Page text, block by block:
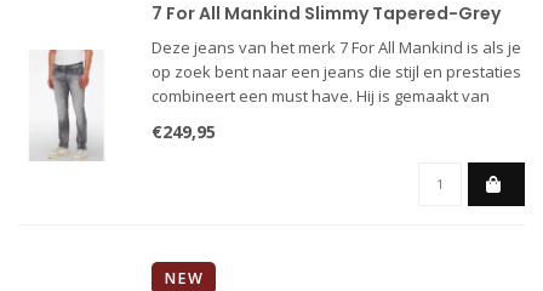
7 For All Mankind Slimmy Tapered-Grey
Deze jeans van het merk 7 For All Mankind is als je
op zoek bent naar een jeans die stijl en prestaties
combineert een must have. Hij is gemaakt van
biologische stof met een hoge elasticiteit en
€249,95
NEW